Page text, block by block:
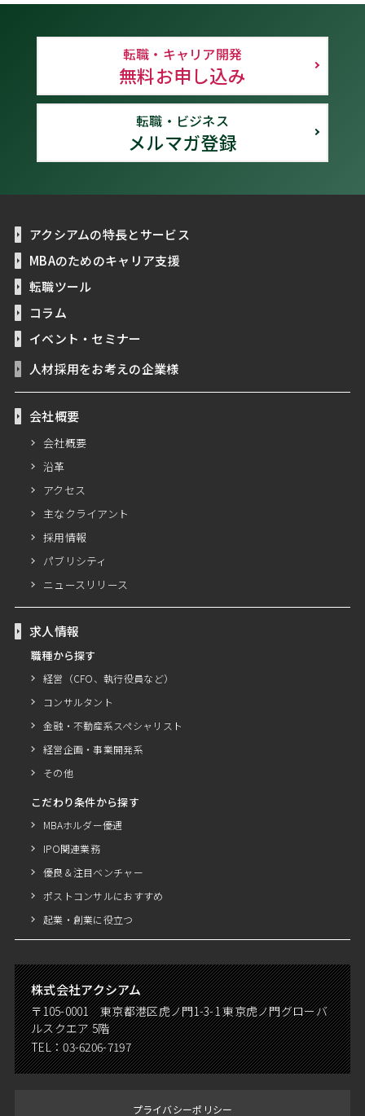
転職・キャリア開発
無料お申し込み
転職・ビジネス
メルマガ登録
アクシアムの特長とサービス
MBAのためのキャリア支援
転職ツール
コラム
イベント・セミナー
人材採用をお考えの企業様
会社概要
会社概要
沿革
アクセス
主なクライアント
採用情報
パブリシティ
ニュースリリース
求人情報
職種から探す
経営（CFO、執行役員など）
コンサルタント
金融・不動産系スペシャリスト
経営企画・事業開発系
その他
こだわり条件から探す
MBAホルダー優遇
IPO関連業務
優良＆注目ベンチャー
ポストコンサルにおすすめ
起業・創業に役立つ
株式会社アクシアム
〒105-0001 東京都港区虎ノ門1-3-1 東京虎ノ門グローバ
ルスクエア 5階
TEL：03-6206-7197
プライバシーポリシー